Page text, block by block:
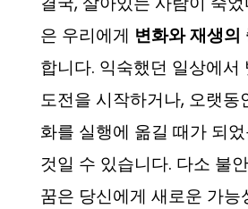
은 우리에게 변화와 재생의
합니다. 익숙했던 일상에서
도전을 시작하거나, 오랫동
화를 실행에 옮길 때가 되
것일 수 있습니다. 다소 불
꿈은 당신에게 새로운 가능